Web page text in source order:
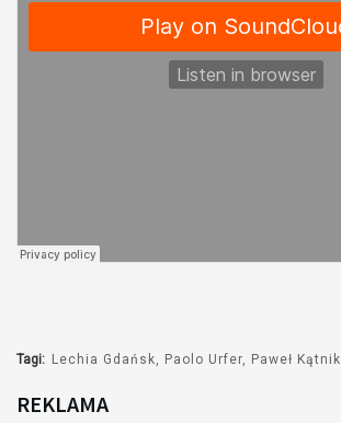
Tagi: Lechia Gdańsk Paolo Urfer Paweł Kątnik
REKLAMA